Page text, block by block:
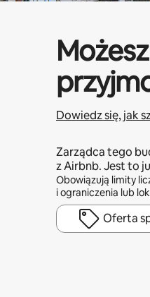
Dowiedz się, jak
Zarządca tego
z Airbnb. Jest to
Obowiązują limity
i ograniczenia lub
Oferta